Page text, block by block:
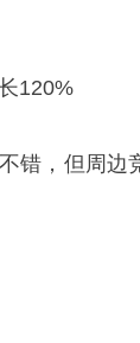
120%
错，但周